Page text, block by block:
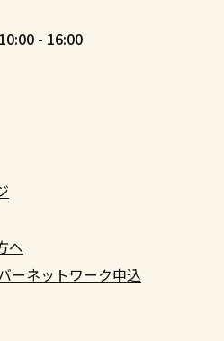
- 16:00
へ
ーネットワーク申込